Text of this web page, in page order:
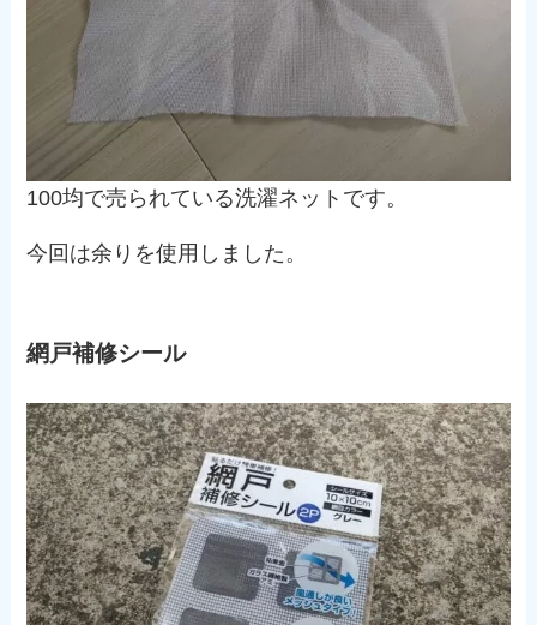
100均で売られている洗濯ネットです。
今回は余りを使用しました。
網戸補修シール